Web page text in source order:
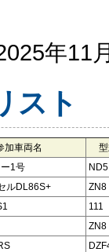
年
スト
加車両名
1号
ルDL86S+
ZN8
111
ZN8